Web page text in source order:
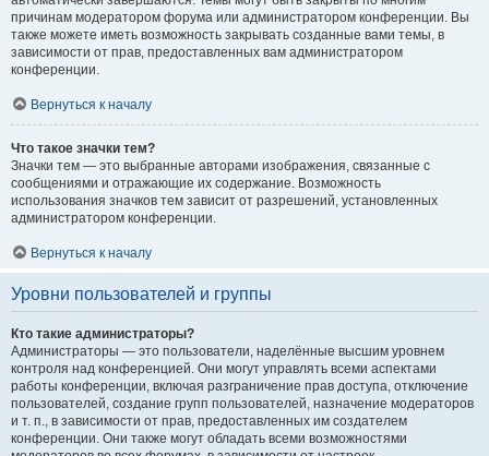
причинам модератором форума или администратором конференции. Вы
также можете иметь возможность закрывать созданные вами темы, в
зависимости от прав, предоставленных вам администратором
конференции.
Вернуться к началу
Что такое значки тем?
Значки тем — это выбранные авторами изображения, связанные с
сообщениями и отражающие их содержание. Возможность
использования значков тем зависит от разрешений, установленных
администратором конференции.
Вернуться к началу
Уровни пользователей и группы
Кто такие администраторы?
Администраторы — это пользователи, наделённые высшим уровнем
контроля над конференцией. Они могут управлять всеми аспектами
работы конференции, включая разграничение прав доступа, отключение
пользователей, создание групп пользователей, назначение модераторов
и т. п., в зависимости от прав, предоставленных им создателем
конференции. Они также могут обладать всеми возможностями